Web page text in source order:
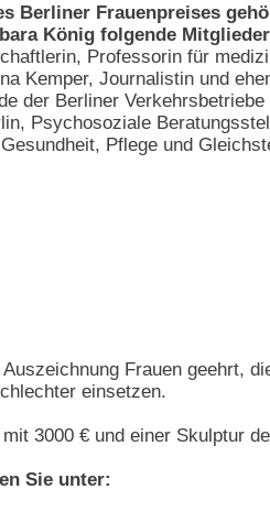
Berliner Frauenpreises
König folgende
Professorin für
Kemper, Journalistin und
der Berliner
Psychosoziale
Pflege und
Frauen geehrt,
einsetzen.
3000 € und einer Skulptur
Sie unter: